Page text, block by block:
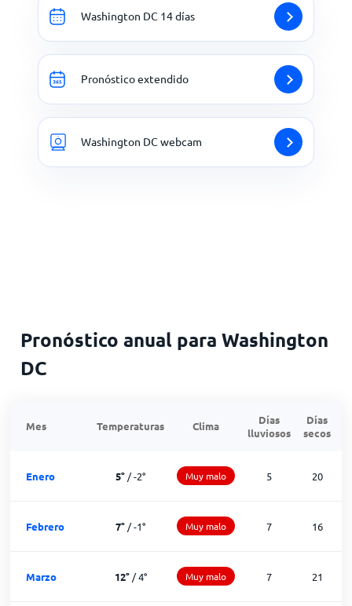
Washington DC 14 días
Pronóstico extendido
Washington DC webcam
Pronóstico anual para Washington
DC
Mes Temperaturas Clima
Días
lluviosos
Días
secos
Enero 5° /-2° Muy malo 5 20
Febrero 7° /-1° Muy malo 7 16
Marzo 12°/4° Muy malo 7 21